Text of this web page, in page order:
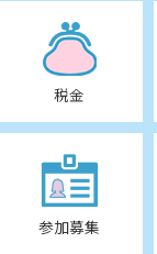
税金
参加募集